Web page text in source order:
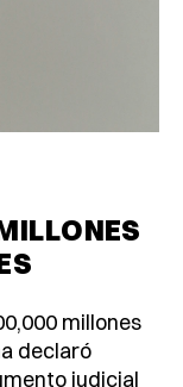
millones
declaró
judicial